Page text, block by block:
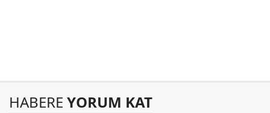
HABERE YORUM KAT